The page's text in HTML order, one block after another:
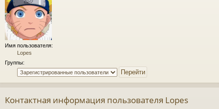
ел
и
Имя пользователя:
Lopes
Группы:
Контактная информация пользователя Lopes